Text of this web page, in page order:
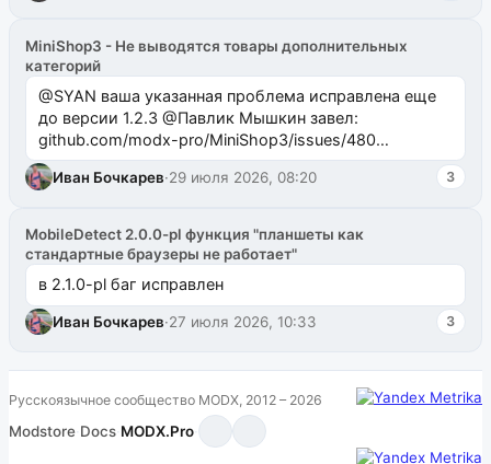
MiniShop3 - Не выводятся товары дополнительных
категорий
@SYAN ваша указанная проблема исправлена еще
до версии 1.2.3 @Павлик Мышкин завел:
github.com/modx-pro/MiniShop3/issues/480
github.com/modx-pro/MiniShop3/issues/481Исправим
в б...
Иван Бочкарев·29 июля 2026, 08:20 3
MobileDetect 2.0.0-pl функция "планшеты как
стандартные браузеры не работает"
в 2.1.0-pl баг исправлен
Иван Бочкарев·27 июля 2026, 10:33 3
Русскоязычное сообщество MODX, 2012 – 2026
Modstore·Docs·MODX.Pro·